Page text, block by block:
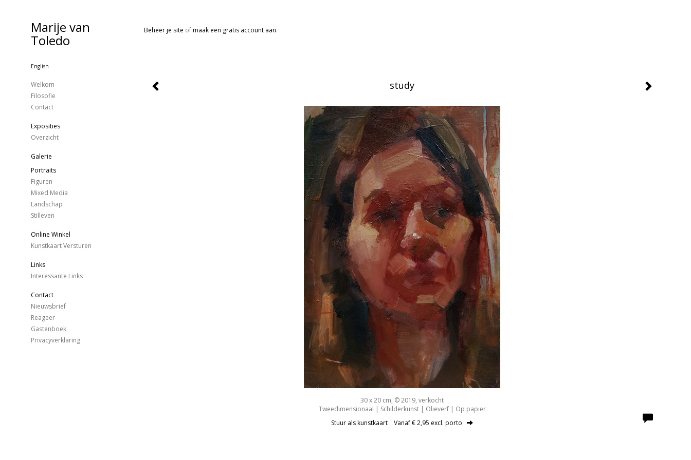
Beheer je site ofmaak een gratis account aan.
study
30 x 20 cm, © 2019, verkocht
Tweedimensionaal | Schilderkunst | Olieverf | Op papier
Stuur als kunstkaart Vanaf € 2,95 excl. porto
Marije van
Toledo
English
Welkom
Filosofie
Contact
Exposities
Overzicht
Galerie
Portraits
Figuren
Mixed Media
Landschap
Stilleven
Online Winkel
Kunstkaart Versturen
Links
Interessante Links
Contact
Nieuwsbrief
Reageer
Gastenboek
Privacyverklaring